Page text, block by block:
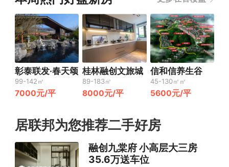
彰泰联发·春天颂
99-142㎡
7000元/平
桂林融创文旅城
89-183㎡
8000元/平
信和信养生谷
45-130㎡㎡
5600元/平
居联邦为您推荐二手好房
融创九棠府 小高层大三房
35.6万送车位